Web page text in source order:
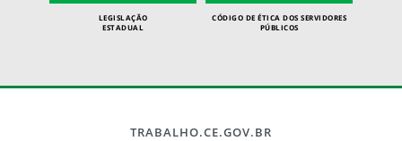
LEGISLAÇÃO
ESTADUAL
CÓDIGO DE ÉTICA DOS SERVIDORES
PÚBLICOS
TRABALHO.CE.GOV.BR